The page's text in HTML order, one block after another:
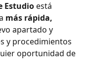
Estudio está
más rápida,
apartado y
y procedimientos
oportunidad de